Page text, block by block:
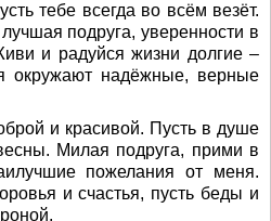
тебе всегда во всём везёт.
подруга, уверенности в
и радуйся жизни долгие –
окружают надёжные, верные
и красивой. Пусть в душе
Милая подруга, прими в
пожелания от меня.
и счастья, пусть беды и